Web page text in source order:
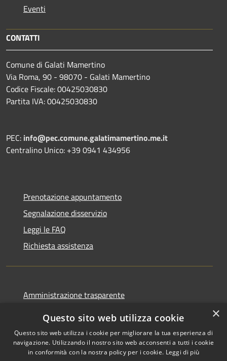
Eventi
CONTATTI
Comune di Galati Mamertino
Via Roma, 90 - 98070 - Galati Mamertino
Codice Fiscale: 00425030830
Partita IVA: 00425030830
PEC: info@pec.comune.galatimamertino.me.it
Centralino Unico: +39 0941 434956
Prenotazione appuntamento
Segnalazione disservizio
Leggi le FAQ
Richiesta assistenza
Amministrazione trasparente
Dichiarazione di accessibilità
×
Questo sito web utilizza cookie
Questo sito web utilizza i cookie per migliorare la tua esperienza di
navigazione. Utilizzando il nostro sito web acconsenti a tutti i cookie
in conformità con la nostra policy per i cookie. Leggi di più